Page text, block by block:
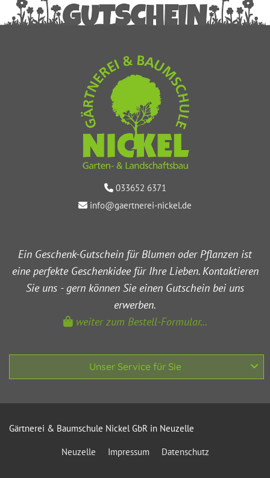
 033652 6371
 info@gaertnerei-nickel.de
Ein Geschenk-Gutschein für Blumen oder Pflanzen ist
eine perfekte Geschenkidee für Ihre Lieben. Kontaktieren
Sie uns - gern können Sie einen Gutschein bei uns
erwerben.
weiter zum Bestell-Formular...
Unser Service für Sie
Gärtnerei & Baumschule Nickel GbR in Neuzelle
Neuzelle Impressum Datenschutz